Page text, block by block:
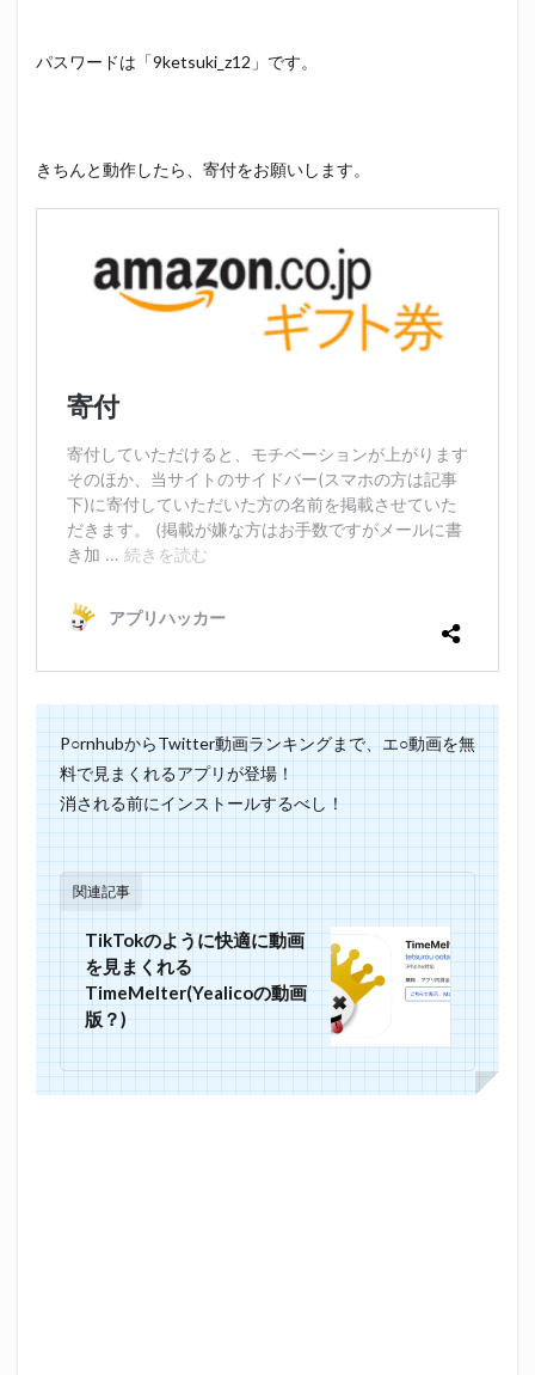
パスワードは「9ketsuki_z12」です。
きちんと動作したら、寄付をお願いします。
P○rnhubからTwitter動画ランキングまで、エ○動画を無
料で見まくれるアプリが登場！
消される前にインストールするべし！
関連記事
TikTokのように快適に動画
を見まくれる
TimeMelter(Yealicoの動画
版？)